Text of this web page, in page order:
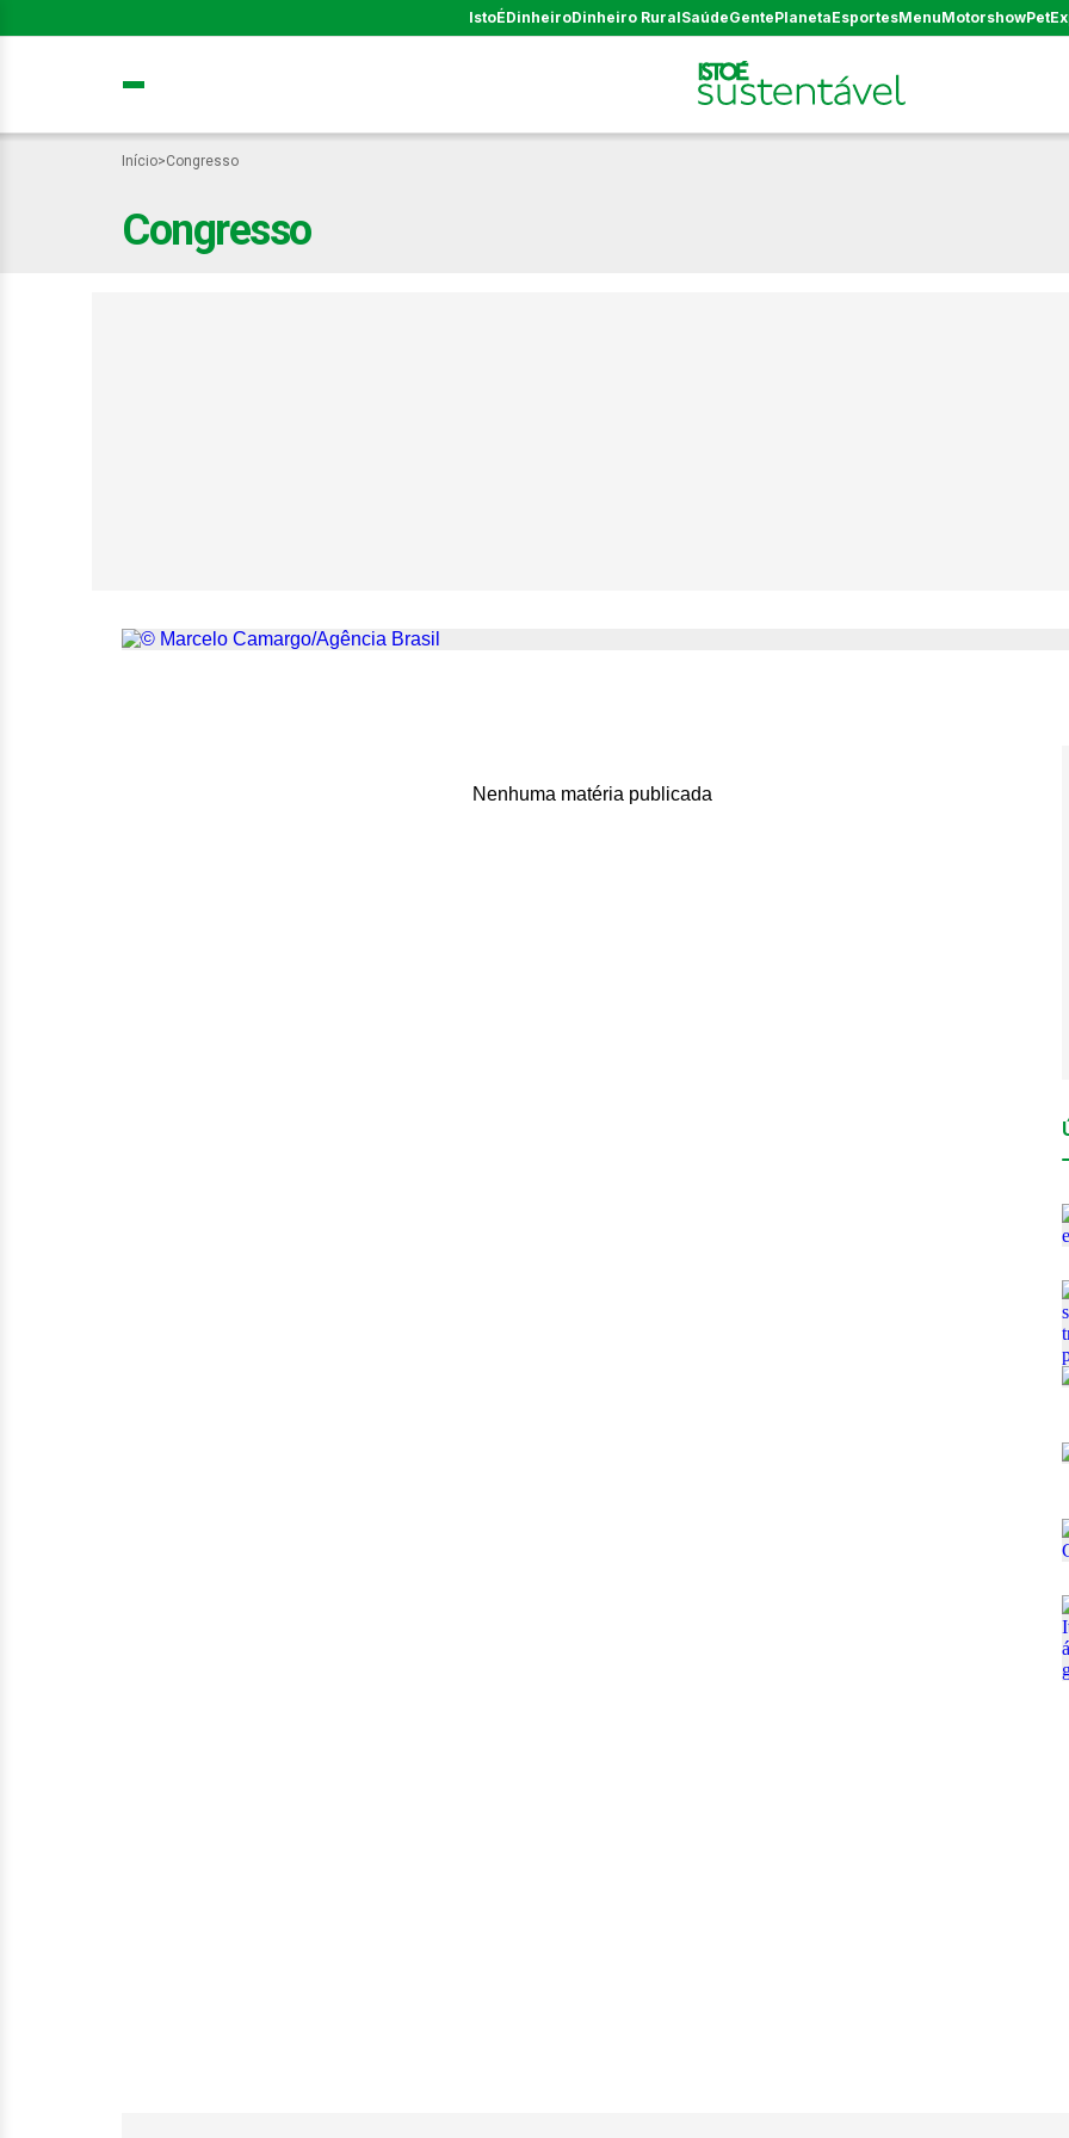
IstoÉDinheiroDinheiro RuralSaúdeGentePlanetaEsportesMenuMotorshowPet
Início>Congresso
Congresso
Nenhuma matéria publicada